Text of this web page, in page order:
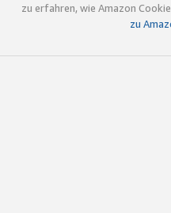
zu erfahren, wie Amazon
zu